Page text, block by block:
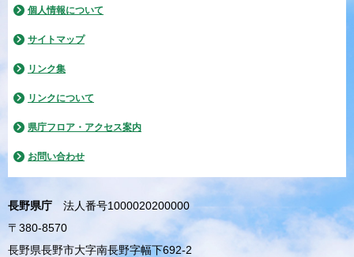
個人情報について
サイトマップ
リンク集
リンクについて
県庁フロア・アクセス案内
お問い合わせ
長野県庁
法人番号1000020200000
〒380-8570
長野県長野市大字南長野字幅下692-2